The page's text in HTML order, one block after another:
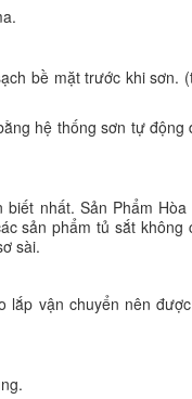
bề mặt trước khi sơn.
hệ thống sơn tự
nhất. Sản Phẩm
sản phẩm tủ sắt
sài.
lắp vận chuyển nên